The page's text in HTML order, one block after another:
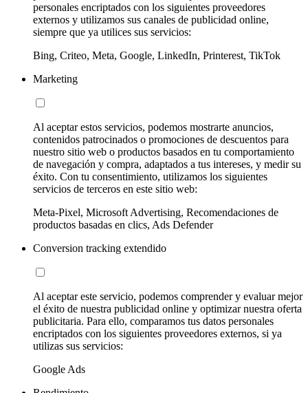
personales encriptados con los siguientes proveedores
externos y utilizamos sus canales de publicidad online,
siempre que ya utilices sus servicios:
Bing, Criteo, Meta, Google, LinkedIn, Printerest, TikTok
Marketing
Al aceptar estos servicios, podemos mostrarte anuncios,
contenidos patrocinados o promociones de descuentos para
nuestro sitio web o productos basados en tu comportamiento
de navegación y compra, adaptados a tus intereses, y medir su
éxito. Con tu consentimiento, utilizamos los siguientes
servicios de terceros en este sitio web:
Meta-Pixel, Microsoft Advertising, Recomendaciones de
productos basadas en clics, Ads Defender
Conversion tracking extendido
Al aceptar este servicio, podemos comprender y evaluar mejor
el éxito de nuestra publicidad online y optimizar nuestra oferta
publicitaria. Para ello, comparamos tus datos personales
encriptados con los siguientes proveedores externos, si ya
utilizas sus servicios:
Google Ads